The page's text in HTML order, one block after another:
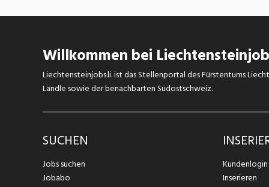
dich spannende Aufgaben und vielseitige
zu unseren Einstiegs- und
Karrieremöglichkeiten unterteam.lidl.ch
Willkommen bei
Liechtensteinjobs.li. ist das Stellenportal des Fürstentums
Ländle sowie der benachbarten Südostschweiz.
SUCHEN
Jobs suchen
Jobabo
Kundenlogin
Inserieren